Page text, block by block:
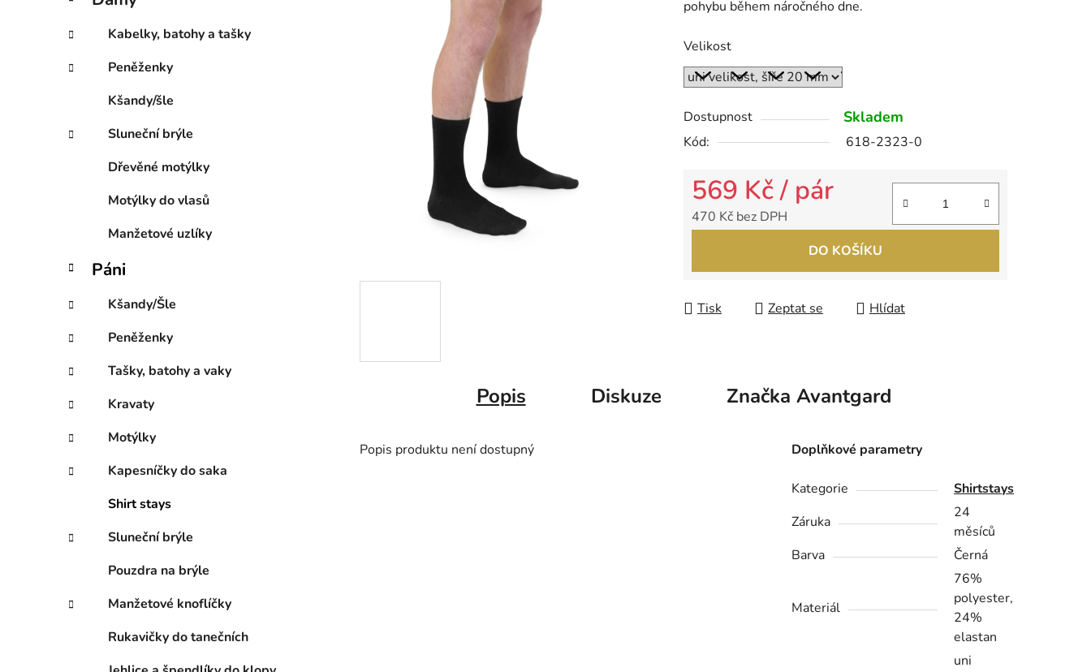
p
a
e
e
o
i
Kabelky, batohy a tašky
Peněženky
Kšandy/šle
Sluneční brýle
Dřevěné motýlky
Motýlky do vlasů
Manžetové uzlíky
Páni
Kšandy/Šle
Peněženky
Tašky, batohy a vaky
Kravaty
Motýlky
Kapesníčky do saka
Shirt stays
Sluneční brýle
Pouzdra na brýle
Manžetové knoflíčky
Rukavičky do tanečních
z
hvězdiček.
pohybu během náročného dne.
Velikost
Dostupnost Skladem
Kód: 618-2323-0
569 Kč/ pár
470 Kč bez DPH
DO KOŠÍKU
Tisk Zeptat se Hlídat
Popis Diskuze Značka Avantgard
Popis produktu není dostupný Doplňkové parametry
Kategorie
Shirtstays
Záruka
24
měsíců
Barva
Černá
Materiál
76%
polyester,
24%
elastan
uni